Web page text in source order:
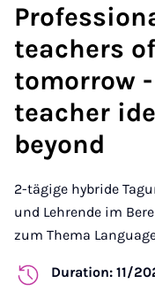
teachers
tomorrow
teacher
beyond
2-tägige hybride
und Lehrende im
zum Thema
Duration: 11/